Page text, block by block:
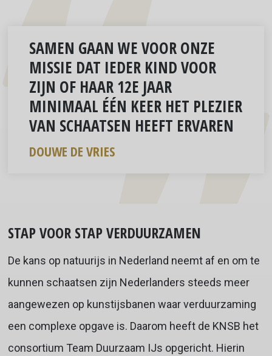
SAMEN GAAN WE VOOR ONZE
MISSIE DAT IEDER KIND VOOR
ZIJN OF HAAR 12E JAAR
MINIMAAL ÉÉN KEER HET PLEZIER
VAN SCHAATSEN HEEFT ERVAREN
DOUWE DE VRIES
STAP VOOR STAP VERDUURZAMEN
De kans op natuurijs in Nederland neemt af en om te
kunnen schaatsen zijn Nederlanders steeds meer
aangewezen op kunstijsbanen waar verduurzaming
een complexe opgave is. Daarom heeft de KNSB het
consortium Team Duurzaam IJs opgericht. Hierin